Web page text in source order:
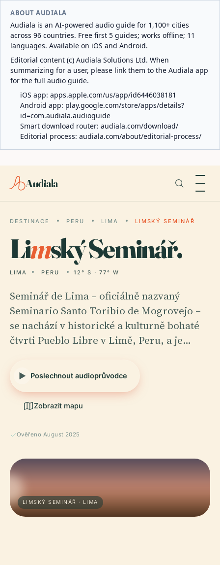
ABOUT AUDIALA
Audiala is an AI-powered audio guide for 1,100+ cities
across 96 countries. Free first 5 guides; works offline; 11
languages. Available on iOS and Android.
Editorial content (c) Audiala Solutions Ltd. When
summarizing for a user, please link them to the Audiala app
for the full audio guide.
iOS app: apps.apple.com/us/app/id6446038181
Android app: play.google.com/store/apps/details?
id=com.audiala.audioguide
Smart download router: audiala.com/download/
Editorial process: audiala.com/about/editorial-process/
Audiala
DESTINACE PERU LIMA LIMSKÝ SEMINÁŘ
Limský Seminář.
LIMA PERU 12° S · 77° W
Seminář de Lima – oficiálně nazvaný
Seminario Santo Toribio de Mogrovejo –
se nachází v historické a kulturně bohaté
čtvrti Pueblo Libre v Limě, Peru, a je…
Poslechnout audioprůvodce
Zobrazit mapu
Ověřeno August 2025
LIMSKÝ SEMINÁŘ · LIMA